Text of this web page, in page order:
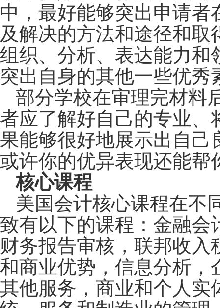
中，最好能够突出申请
及解决的方法和途径和
组织、分析、表达能力和
突出自身的其他一些优秀
部分学校在审理完材料
者应了解好自己的专业、
果能够很好地展示出自己
或许你的优异表现还能帮
核心课程
美国会计核心课程在不
致有以下的课程：金融会
财务报告审核，联邦收
和商业优势，信息分析，
其他服务，商业和个人实